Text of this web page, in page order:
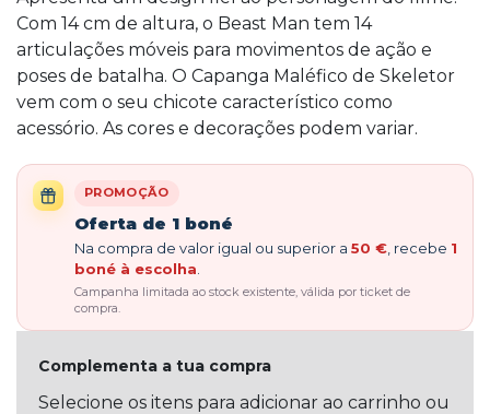
Com 14 cm de altura, o Beast Man tem 14
articulações móveis para movimentos de ação e
poses de batalha. O Capanga Maléfico de Skeletor
vem com o seu chicote característico como
acessório. As cores e decorações podem variar.
PROMOÇÃO
Oferta de 1 boné
Na compra de valor igual ou superior a 50 € , recebe 1
boné à escolha
Campanha limitada ao stock existente, válida por ticket de
compra.
Complementa a tua compra
Selecione os itens para adicionar ao carrinho ou